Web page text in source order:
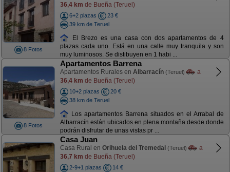
8 Fotos
36,4 km de Bueña (Teruel)
6+2 plazas
23 €
39 km de Teruel
El Brezo es una casa con dos apartamentos de 4
plazas cada uno. Está en una calle muy tranquila y son
muy luminosos. Se distibuyen en 1 habi ...
8 Fotos
Apartamentos Barrena
Apartamentos Rurales en Albarracín (Teruel)
a
36,4 km de Bueña (Teruel)
10+2 plazas
20 €
38 km de Teruel
Los apartamentos Barrena situados en el Arrabal de
Albarracín están ubicados en plena montaña desde donde
podrán disfrutar de unas vistas pr ...
Casa Juan
Casa Rural en Orihuela del Tremedal (Teruel)
a
36,7 km de Bueña (Teruel)
2-9+1 plazas
14 €